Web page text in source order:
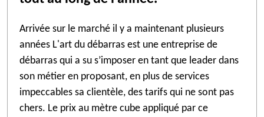
Arrivée sur le marché il y a maintenant plusieurs
années L'art du débarras est une entreprise de
débarras qui a su s’imposer en tant que leader dans
son métier en proposant, en plus de services
impeccables sa clientèle, des tarifs qui ne sont pas
chers. Le prix au mètre cube appliqué par ce